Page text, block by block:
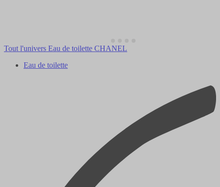
Tout l'univers Eau de toilette CHANEL
Eau de toilette